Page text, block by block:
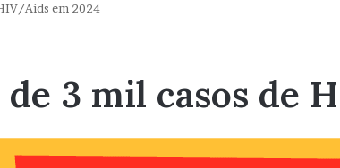
Aids em 2024
3 mil casos de